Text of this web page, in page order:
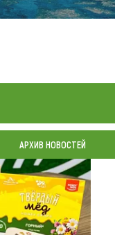
АРХИВ НОВОСТЕЙ